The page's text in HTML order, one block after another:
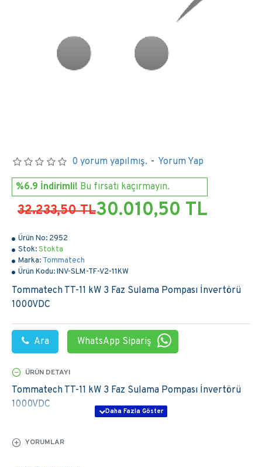
Ürün No: 2952
Stok:Stokta
Marka: Tommatech
Ürün Kodu:INV-SLM-TF-V2-11KW
Tommatech TT-11 kW 3 Faz Sulama Pompası İnvertörü
1000VDC
Ara WhatsApp Sipariş
0 yorum yapılmış. - Yorum Yap
%6.9 İndirimli! Bu fırsatı kaçırmayın.
32.233,50 TL30.010,50 TL
ÜRÜN DETAYI
Tommatech TT-11 kW 3 Faz Sulama Pompası İnvertörü
1000VDC
YORUMLAR